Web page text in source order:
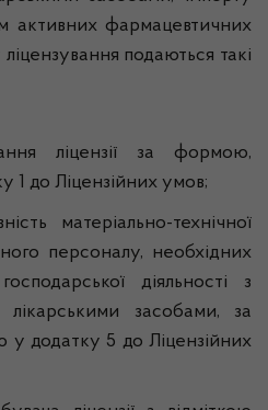
активних фармацевтичних
ліцензування подаються такі
ліцензії за формою,
1 до Ліцензійних умов;
матеріально-технічної
персоналу, необхідних
діяльності з
лікарськими засобами, за
додатку 5 до Ліцензійних